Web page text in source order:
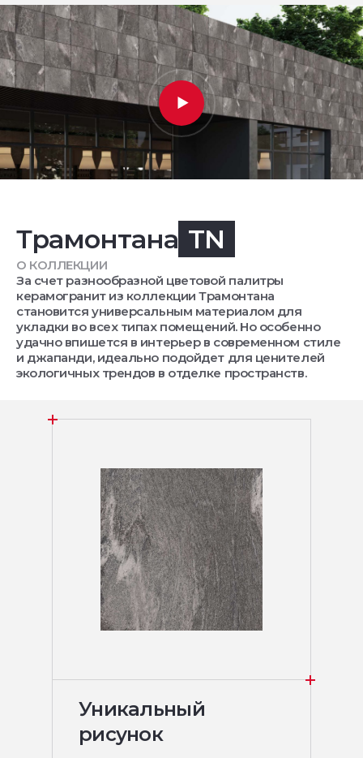
Трамонтана TN
О КОЛЛЕКЦИИ
За счет разнообразной цветовой палитры
керамогранит из коллекции Трамонтана
становится универсальным материалом для
укладки во всех типах помещений. Но особенно
удачно впишется в интерьер в современном стиле
и джапанди, идеально подойдет для ценителей
экологичных трендов в отделке пространств.
Уникальный
рисунок